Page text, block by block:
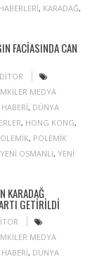
, KARADAĞ,
FACIASINDA CAN
MEDYA
, DÜNYA
, HONG KONG,
, POLEMIK
YENI OSMANLI, YENI
KARADAĞ
GETIRILDI
MEDYA
, DÜNYA